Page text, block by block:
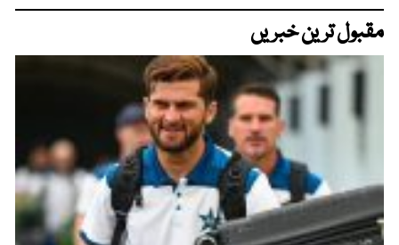
مقبول ترین خبریں